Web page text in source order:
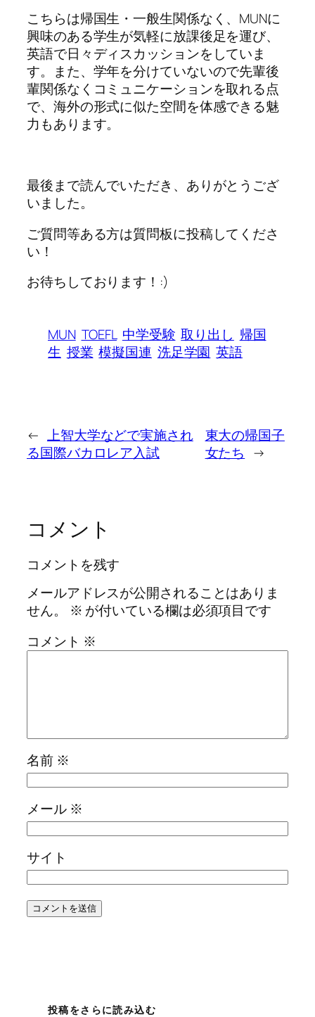
こちらは帰国生・一般生関係なく、MUNに
興味のある学生が気軽に放課後足を運び、
英語で日々ディスカッションをしていま
す。また、学年を分けていないので先輩後
輩関係なくコミュニケーションを取れる点
で、海外の形式に似た空間を体感できる魅
力もあります。
最後まで読んでいただき、ありがとうござ
いました。
ご質問等ある方は質問板に投稿してくださ
い！
お待ちしております！:)
MUN TOEFL 中学受験 取り出し 帰国
生 授業 模擬国連 洗足学園 英語
← 上智大学などで実施され
る国際バカロレア入試
東大の帰国子
女たち →
コメント
コメントを残す
メールアドレスが公開されることはありま
せん。
※ が付いている欄は必須項目です
コメント ※
名前 ※
メール ※
サイト
投稿をさらに読み込む